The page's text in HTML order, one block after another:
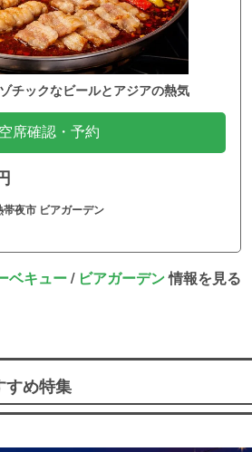
チックなビールとアジアの熱気
空席確認・予約
夜市 ビアガーデン
ベキュー/ ビアガーデン情報を見る
すめ特集